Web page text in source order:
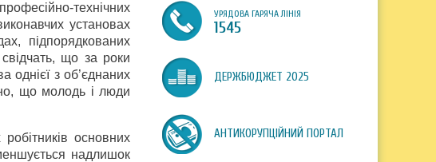
технічних
установах
підпорядкованих
свідчать, що за роки
однієї з об’єднаних
що молодь і люди
основних
надлишок
УРЯДОВА ГАРЯЧА ЛІНІЯ
1545
ДЕРЖБЮДЖЕТ 2025
АНТИКОРУПЦІЙНИЙ ПОРТАЛ